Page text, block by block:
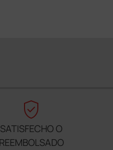
verified_user
SATISFECHO O
REEMBOLSADO